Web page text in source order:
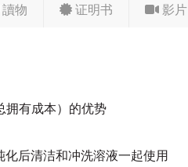
讀物 证明书 影片
拥有成本）的优势
化后清洁和冲洗溶液一起使用